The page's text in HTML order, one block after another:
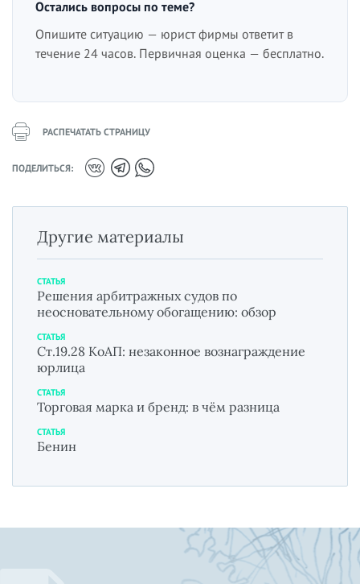
Остались вопросы по теме?
Опишите ситуацию — юрист фирмы ответит в
течение 24 часов. Первичная оценка — бесплатно.
РАСПЕЧАТАТЬ СТРАНИЦУ
ПОДЕЛИТЬСЯ:
Другие материалы
СТАТЬЯ
Решения арбитражных судов по
неосновательному обогащению: обзор
СТАТЬЯ
Ст.19.28 КоАП: незаконное вознаграждение
юрлица
СТАТЬЯ
Торговая марка и бренд: в чём разница
СТАТЬЯ
Бенин